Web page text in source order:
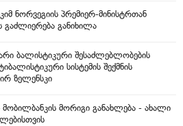
ნორვეგიის პრემიერ-მინისტრთან
გაძლიერება განიხილა
ბალისტიკური შესაძლებლობების
სისტემის შექმნის
ზელენსკი
მორიგი განახლება - ახალი